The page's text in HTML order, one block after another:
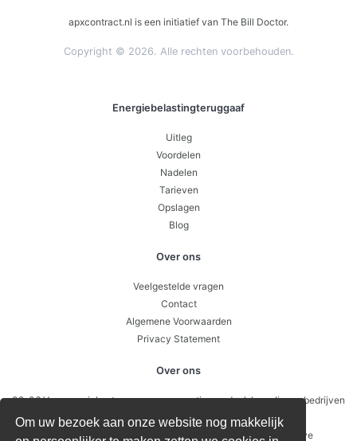
Om uw bezoek aan onze website nog makkelijk
apxcontract.nl is een initiatief van The Bill Doctor.
Copyright © 2026. Alle rechten voorbehouden.
Energiebelastingteruggaaf
Uitleg
Voordelen
Nadelen
Tarieven
Opslagen
Blog
Over ons
Veelgestelde vragen
Contact
Algemene Voorwaarden
Privacy Statement
Over ons
09-06 Van energiekosten naar concurrentievoordeel: hoe slimme bedrijven
sturen op prijsverschillen per uur
26-05 Waarom je soms geld toe krijgt voor stroom: negatieve